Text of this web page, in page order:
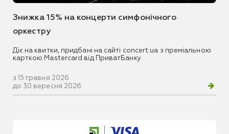
Знижка 15% на концерти симфонічного
оркестру
Діє на квитки, придбані на сайті concert.ua з преміальною
карткою Mastercard від ПриватБанку
з 15 травня 2026
до 30 вересня 2026